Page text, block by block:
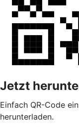
Jetzt
Einfach QR-Code
herunterladen.